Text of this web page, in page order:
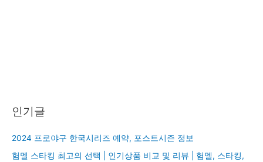
인기글
2024 프로야구 한국시리즈 예약, 포스트시즌 정보
험멜 스타킹 최고의 선택 | 인기상품 비교 및 리뷰 | 험멜, 스타킹,